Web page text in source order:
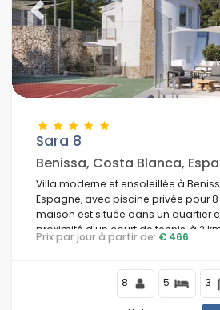
Previous
Sara 8
Benissa, Costa Blanca,
Villa moderne et ensoleillée à
Espagne, avec piscine privée pour
maison est située dans un quartier
proximité d'un court de tennis, à 2
Cala Abogat et à 5 km de Moraira.
Prix par jour à partir de: € 466
8 5 3